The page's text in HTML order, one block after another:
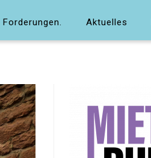
Forderungen. Aktuelles